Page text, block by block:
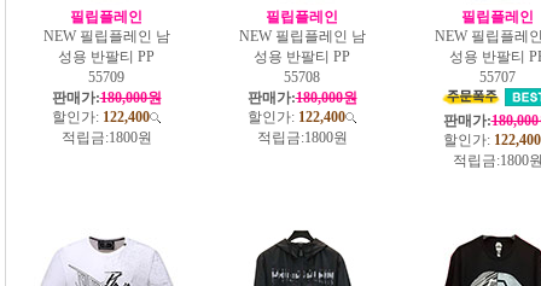
필립플레인
NEW 필립플레인 남
성용 반팔티 PP
55709
판매가:180,000원
할인가: 122,400
적립금:1800원
필립플레인
NEW 필립플레인 남
성용 반팔티 PP
55708
판매가:180,000원
할인가: 122,400
적립금:1800원
필립플레인
NEW 필립플레
성용 반팔티
55707
판매가:
할인가: 122,400
적립금:1800